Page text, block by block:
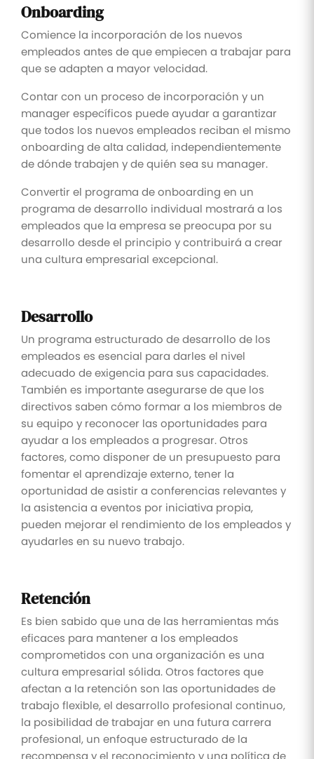
Onboarding
Comience la incorporación de los nuevos
empleados antes de que empiecen a trabajar para
que se adapten a mayor velocidad.
Contar con un proceso de incorporación y un
manager específicos puede ayudar a garantizar
que todos los nuevos empleados reciban el mismo
onboarding de alta calidad, independientemente
de dónde trabajen y de quién sea su manager.
Convertir el programa de onboarding en un
programa de desarrollo individual mostrará a los
empleados que la empresa se preocupa por su
desarrollo desde el principio y contribuirá a crear
una cultura empresarial excepcional.
Desarrollo
Un programa estructurado de desarrollo de los
empleados es esencial para darles el nivel
adecuado de exigencia para sus capacidades.
También es importante asegurarse de que los
directivos saben cómo formar a los miembros de
su equipo y reconocer las oportunidades para
ayudar a los empleados a progresar. Otros
factores, como disponer de un presupuesto para
fomentar el aprendizaje externo, tener la
oportunidad de asistir a conferencias relevantes y
la asistencia a eventos por iniciativa propia,
pueden mejorar el rendimiento de los empleados y
ayudarles en su nuevo trabajo.
Retención
Es bien sabido que una de las herramientas más
eficaces para mantener a los empleados
comprometidos con una organización es una
cultura empresarial sólida. Otros factores que
afectan a la retención son las oportunidades de
trabajo flexible, el desarrollo profesional continuo,
la posibilidad de trabajar en una futura carrera
profesional, un enfoque estructurado de la
recompensa y el reconocimiento y una política de